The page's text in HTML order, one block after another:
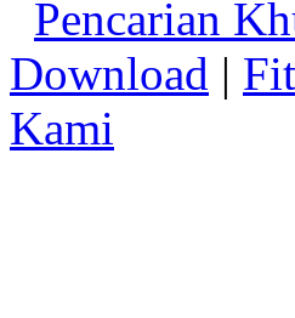
Pencarian
Download |
Kami